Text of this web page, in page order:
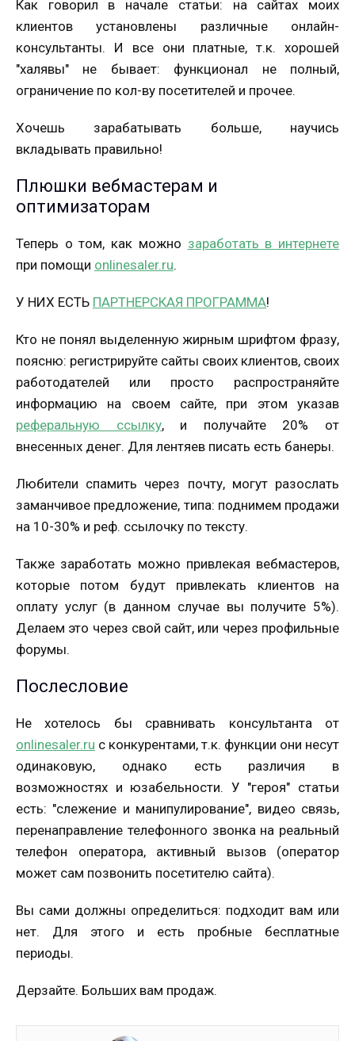
Как говорил в начале статьи: на сайтах моих
клиентов установлены различные онлайн-
консультанты. И все они платные, т.к. хорошей
"халявы" не бывает: функционал не полный,
ограничение по кол-ву посетителей и прочее.
Хочешь зарабатывать больше, научись
вкладывать правильно!
Плюшки вебмастерам и
оптимизаторам
Теперь о том, как можно заработать в интернете
при помощи onlinesaler.ru.
У НИХ ЕСТЬ ПАРТНЕРСКАЯ ПРОГРАММА!
Кто не понял выделенную жирным шрифтом фразу,
поясню: регистрируйте сайты своих клиентов, своих
работодателей или просто распространяйте
информацию на своем сайте, при этом указав
реферальную ссылку, и получайте 20% от
внесенных денег. Для лентяев писать есть банеры.
Любители спамить через почту, могут разослать
заманчивое предложение, типа: поднимем продажи
на 10-30% и реф. ссылочку по тексту.
Также заработать можно привлекая вебмастеров,
которые потом будут привлекать клиентов на
оплату услуг (в данном случае вы получите 5%).
Делаем это через свой сайт, или через профильные
форумы.
Послесловие
Не хотелось бы сравнивать консультанта от
onlinesaler.ru с конкурентами, т.к. функции они несут
одинаковую, однако есть различия в
возможностях и юзабельности. У "героя" статьи
есть: "слежение и манипулирование", видео связь,
перенаправление телефонного звонка на реальный
телефон оператора, активный вызов (оператор
может сам позвонить посетителю сайта).
Вы сами должны определиться: подходит вам или
нет. Для этого и есть пробные бесплатные
периоды.
Дерзайте. Больших вам продаж.